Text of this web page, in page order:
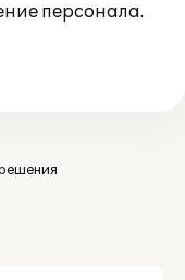
персонала.